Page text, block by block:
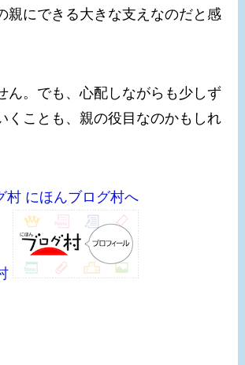
親にできる大きな支えなのだと感
ん。でも、心配しながらも少しず
くことも、親の役目なのかもしれ